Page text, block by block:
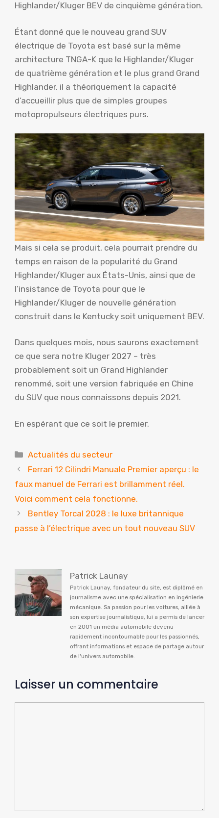
Highlander/Kluger BEV de cinquième génération.
Étant donné que le nouveau grand SUV
électrique de Toyota est basé sur la même
architecture TNGA-K que le Highlander/Kluger
de quatrième génération et le plus grand Grand
Highlander, il a théoriquement la capacité
d’accueillir plus que de simples groupes
motopropulseurs électriques purs.
Mais si cela se produit, cela pourrait prendre du
temps en raison de la popularité du Grand
Highlander/Kluger aux États-Unis, ainsi que de
l’insistance de Toyota pour que le
Highlander/Kluger de nouvelle génération
construit dans le Kentucky soit uniquement BEV.
Dans quelques mois, nous saurons exactement
ce que sera notre Kluger 2027 – très
probablement soit un Grand Highlander
renommé, soit une version fabriquée en Chine
du SUV que nous connaissons depuis 2021.
En espérant que ce soit le premier.
Catégories
Actualités du secteur
Ferrari 12 Cilindri Manuale Premier aperçu : le
faux manuel de Ferrari est brillamment réel.
Voici comment cela fonctionne.
Bentley Torcal 2028 : le luxe britannique
passe à l’électrique avec un tout nouveau SUV
Patrick Launay
Patrick Launay, fondateur du site, est diplômé en
journalisme avec une spécialisation en ingénierie
mécanique. Sa passion pour les voitures, alliée à
son expertise journalistique, lui a permis de lancer
en 2001 un média automobile devenu
rapidement incontournable pour les passionnés,
offrant informations et espace de partage autour
de l'univers automobile.
Laisser un commentaire